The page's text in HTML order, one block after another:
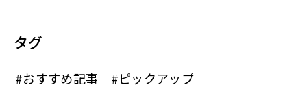
タグ
#おすすめ記事 #ピックアップ